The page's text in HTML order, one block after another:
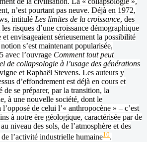
n’est pourtant pas neuve. Déjà en 1972,
intitulé Les limites de la croissance, des
risques d’une croissance démographique
envisageaient sérieusement la possibilité
s’est maintenant popularisée,
avec l’ouvrage Comment tout peut
de collapsologie à l’usage des générations
et Raphaël Stevens. Les auteurs y
d’effondrement est déjà en cours et
de se préparer, par la transition, la
à une nouvelle société, dont le
de celui l’« anthropocène » – c’est
à notre ère géologique, caractérisée par de
niveau des sols, de l’atmosphère et des
l’activité industrielle humaine10.